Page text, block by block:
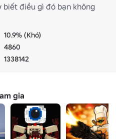
biết điều gì đó bạn không
10.9% (Khó)
4860
1338142
gia